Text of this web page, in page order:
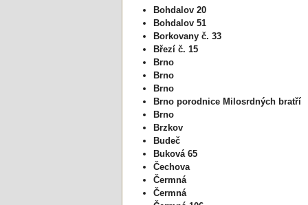
Bohdalov 20
Bohdalov 51
Borkovany č. 33
Březí č. 15
Brno
Brno
Brno
Brno porodnice Milosrdných bratří
Brno
Brzkov
Budeč
Buková 65
Čechova
Čermná
Čermná